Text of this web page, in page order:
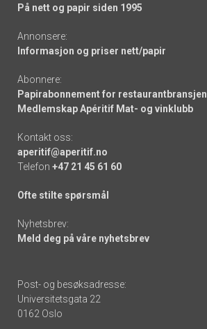
På nett og papir siden 1995
Annonsere:
Informasjon og priser nett/papir
Abonnere:
Papirabonnement for restaurantbransjen
Medlemskap Apéritif Mat- og vinklubb
Kontakt oss:
aperitif@aperitif.no
Telefon +47 21 45 61 60
Ofte stilte spørsmål
Nyhetsbrev:
Meld deg på våre nyhetsbrev
Post- og besøksadresse:
Universitetsgata 22
0162 Oslo